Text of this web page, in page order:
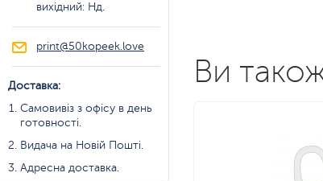
Ви
вихідний: Нд.
print@50kopeek.love
Доставка:
Самовивіз з офісу в день
готовності.
Видача на Новій Пошті.
Адресна доставка.